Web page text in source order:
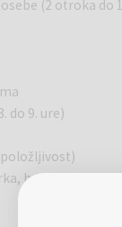
(2 otroka do
do 9. ure)
badminton,